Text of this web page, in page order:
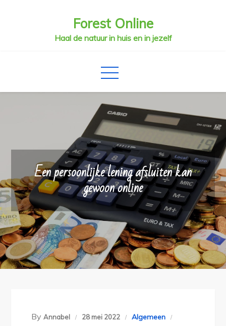
Forest Online
Haal de natuur in huis en in jezelf
Een persoonlijke lening afsluiten kan
gewoon online
ByAnnabel 28 mei 2022 Algemeen